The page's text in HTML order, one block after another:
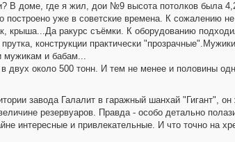
В доме, где я жил, дои №9 высота потолков была
построено уже в советские времена. К сожалению
крыша...Да ракурс съёмки. К оборудованию
конструкции практически
мужикам и бабам...
двух около 500 тонн. И тем не менее и половины
завода Галалит в гаражный шанхай "Гигант",
резервуаров. Правда - особо детально
интересные и привлекательные. И что точно на